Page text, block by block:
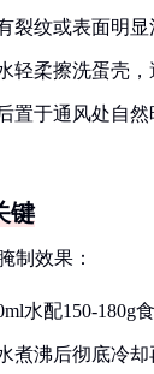
裂纹或表面明显
轻柔擦洗蛋壳
置于通风处自
键
制效果：
水配150-180g
煮沸后彻底冷却